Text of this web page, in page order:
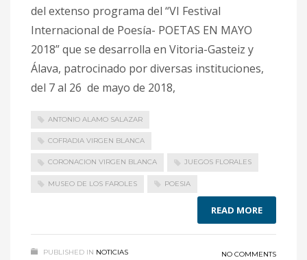
del extenso programa del “VI Festival
Internacional de Poesía- POETAS EN MAYO
2018” que se desarrolla en Vitoria-Gasteiz y
Álava, patrocinado por diversas instituciones,
del 7 al 26 de mayo de 2018,
ANTONIO ALAMO SALAZAR
COFRADIA VIRGEN BLANCA
CORONACION VIRGEN BLANCA JUEGOS FLORALES
MUSEO DE LOS FAROLES POESIA
READ MORE
PUBLISHED IN NOTICIAS NO COMMENTS